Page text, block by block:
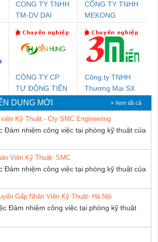
CONG TY TNHH
TM-DV DAI
CÔNG TY TNHH
MEKONG
SUPPLY
CÔNG TY CP
TỰ ĐỘNG TIẾN
HƯNG
Công ty TNHH
Thương Mại SX
DỤNG MỚI » Xem tất cả
Kỹ Thuật - Cty SMC Engineering
Đảm nhiệm công việc tại phòng kỹ thuật của
Viên Kỹ Thuật- SMC
Đảm nhiệm công việc tại phòng kỹ thuật của
Gấp Nhân Viên Kỹ Thuật- Hà Nội
Đảm nhiệm công việc tại phòng kỹ thuật